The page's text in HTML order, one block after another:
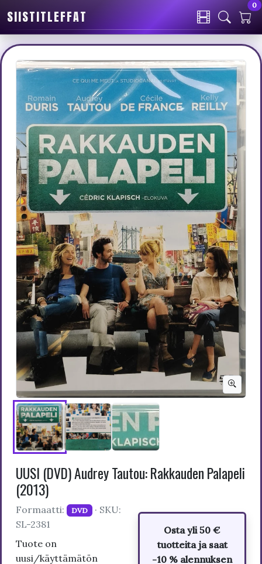
SIISTITLEFFAT
0
UUSI (DVD) Audrey Tautou: Rakkauden Palapeli
(2013)
Formaatti: DVD · SKU:
SL-2381
Tuote on
uusi/käyttämätön
Osta yli 50 €
tuotteita ja saat
-10 % alennuksen